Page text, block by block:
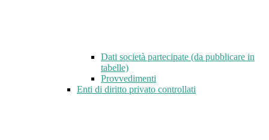
Dati società partecipate (da pubblicare in
tabelle)
Provvedimenti
Enti di diritto privato controllati